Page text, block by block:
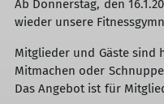
Ab Donnerstag, den
wieder unsere
Mitglieder und Gäste sind
Mitmachen oder
Das Angebot ist für